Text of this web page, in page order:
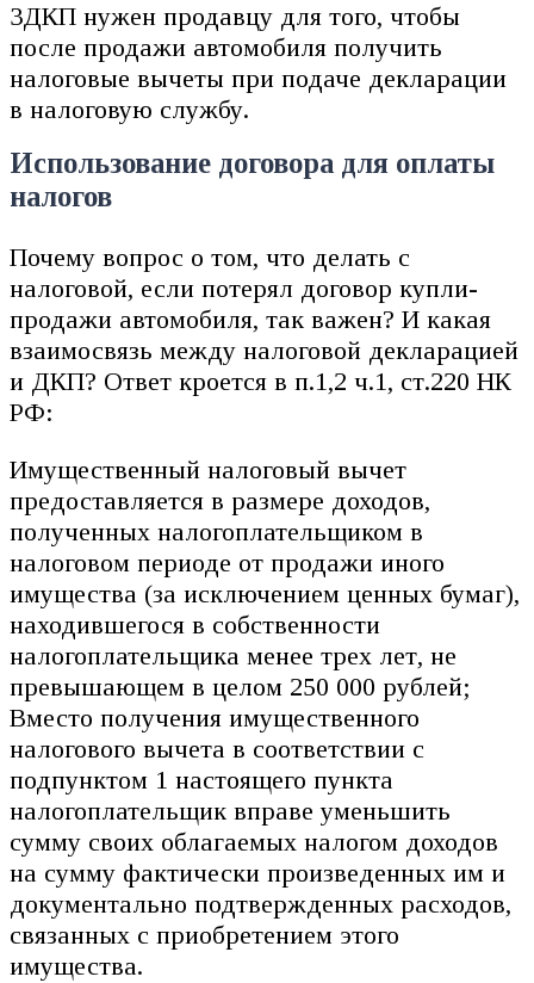
3ДКП нужен продавцу для того, чтобы
после продажи автомобиля получить
налоговые вычеты при подаче декларации
в налоговую службу.
Использование договора для оплаты
налогов
Почему вопрос о том, что делать с
налоговой, если потерял договор купли-
продажи автомобиля, так важен? И какая
взаимосвязь между налоговой декларацией
и ДКП? Ответ кроется в п.1,2 ч.1, ст.220 НК
РФ:
Имущественный налоговый вычет
предоставляется в размере доходов,
полученных налогоплательщиком в
налоговом периоде от продажи иного
имущества (за исключением ценных бумаг),
находившегося в собственности
налогоплательщика менее трех лет, не
превышающем в целом 250 000 рублей;
Вместо получения имущественного
налогового вычета в соответствии с
подпунктом 1 настоящего пункта
налогоплательщик вправе уменьшить
сумму своих облагаемых налогом доходов
на сумму фактически произведенных им и
документально подтвержденных расходов,
связанных с приобретением этого
имущества.